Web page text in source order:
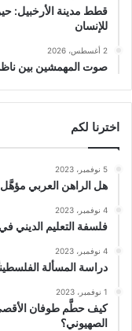
قطط مدينة الأرخبيل:
للإنسان
2 أغسطس، 2026
صوت المهمشين بين
اخترنا لكم
5 نوفمبر، 2023
هل الراهن العربي
4 نوفمبر، 2023
فلسفة التعليم الديني
4 نوفمبر، 2023
دراسة المسألة
1 نوفمبر، 2023
كيف حطَّم طوفان
الصهيوني؟